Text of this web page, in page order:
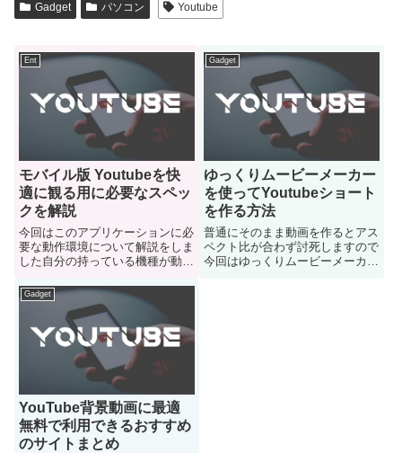
Gadget パソコン Youtube
Ent
モバイル版 Youtubeを快
適に観る用に必要なスペッ
クを解説
今回はこのアプリケーションに必
要な動作環境について解説をしま
した自分の持っている機種が動作
なる人は参考にどうぞ
Gadget
ゆっくりムービーメーカー
を使ってYoutubeショート
を作る方法
普通にそのまま動画を作るとアス
ペクト比が合わず討死しますので
今回はゆっくりムービーメーカー
Gadget
YouTube背景動画に最適
無料で利用できるおすすめ
のサイトまとめ